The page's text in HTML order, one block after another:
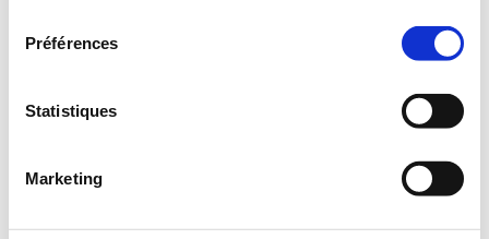
Préférences
Statistiques
Marketing
Cet hôtel est ouvert
• Annulation Gratuite